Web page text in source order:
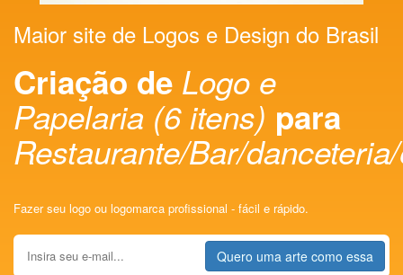
Maior site de Logos e Design do Brasil
Criação de Logo e
Papelaria (6 itens) para
Restaurante/Bar/
Fazer seu logo ou logomarca profissional - fácil e rápido.
Quero uma arte como essa